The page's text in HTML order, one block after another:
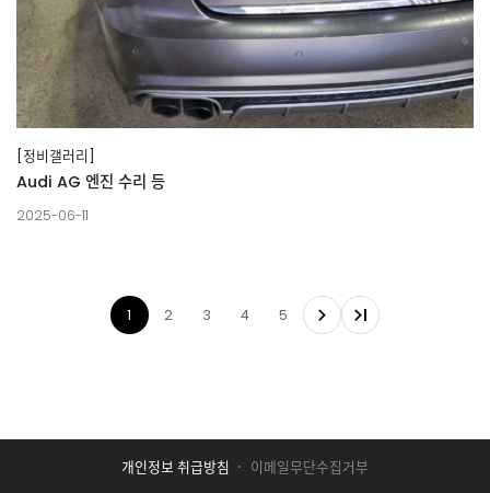
[정비갤러리]
Audi AG 엔진 수리 등
2025-06-11
1 2 3 4 5
개인정보 취급방침 이메일무단수집거부